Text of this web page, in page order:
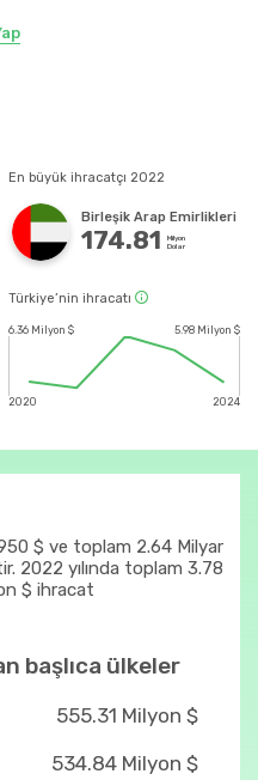
En büyük ihracatçı 2022
Birleşik Arap Emirlikleri
174.81
Milyon
Dolar
Türkiye’nin ihracatı
6.36 Milyon $
2020
5.98 Milyon $
2024
$ ve toplam 2.64 Milyar
2022 yılında toplam 3.78
$ ihracat
başlıca ülkeler
555.31 Milyon $
534.84 Milyon $